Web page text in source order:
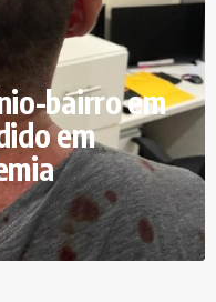
bairro em
em